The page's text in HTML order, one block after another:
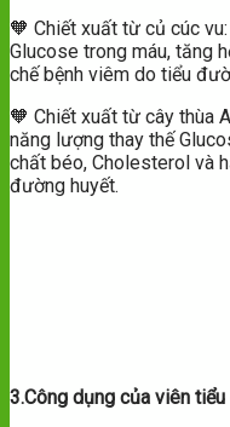
🧡 Chiết xuất từ củ cúc
Glucose trong máu, tăng
chế bệnh viêm do tiểu
🧡 Chiết xuất từ cây thùa
năng lượng thay thế
chất béo, Cholesterol và
đường huyết.
3.Công dụng của viên